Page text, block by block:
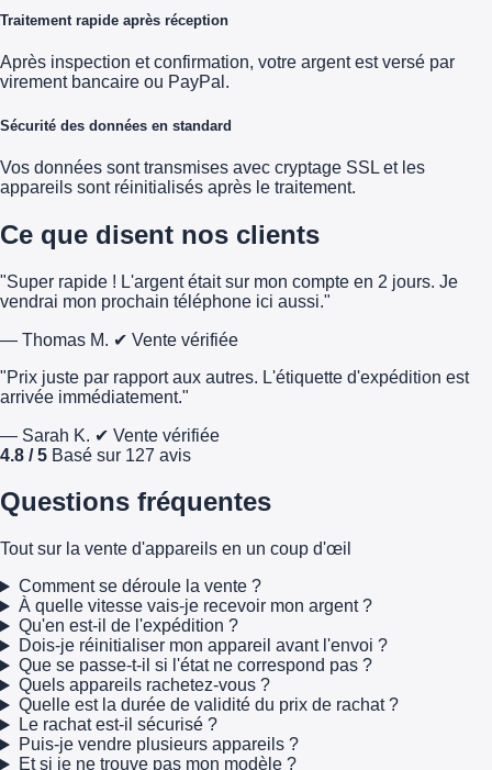
Traitement rapide après réception
Après inspection et confirmation, votre argent est versé par
virement bancaire ou PayPal.
Sécurité des données en standard
Vos données sont transmises avec cryptage SSL et les
appareils sont réinitialisés après le traitement.
Ce que disent nos clients
"Super rapide ! L'argent était sur mon compte en 2 jours. Je
vendrai mon prochain téléphone ici aussi."
— Thomas M. ✔ Vente vérifiée
"Prix juste par rapport aux autres. L'étiquette d'expédition est
arrivée immédiatement."
— Sarah K. ✔ Vente vérifiée
4.8 / 5 Basé sur 127 avis
Questions fréquentes
Tout sur la vente d'appareils en un coup d'œil
Comment se déroule la vente ?
À quelle vitesse vais-je recevoir mon argent ?
Qu'en est-il de l'expédition ?
Dois-je réinitialiser mon appareil avant l'envoi ?
Que se passe-t-il si l'état ne correspond pas ?
Quels appareils rachetez-vous ?
Quelle est la durée de validité du prix de rachat ?
Le rachat est-il sécurisé ?
Puis-je vendre plusieurs appareils ?
Et si je ne trouve pas mon modèle ?